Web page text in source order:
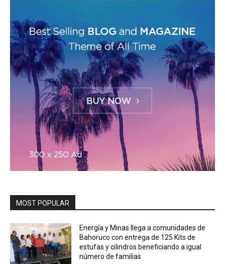
MOST POPULAR
Energía y Minas llega a comunidades de
Bahoruco con entrega de 125 Kits de
estufas y cilindros beneficiando a igual
número de familias